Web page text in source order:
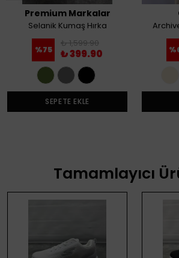
Premium Markalar
Selanik Kumaş Hırka
%75
₺ 1,599.90
₺ 399.90
SEPETE EKLE
%
Tamamlayıcı